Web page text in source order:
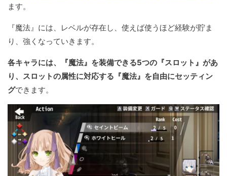
ます。
『魔法』には、レベルが存在し、使えば使うほど経験が貯ま
り、強くなっていきます。
各キャラには、『魔法』を装備できる5つの『スロット』があ
り、スロットの属性に対応する『魔法』を自由にセッティン
グできます。